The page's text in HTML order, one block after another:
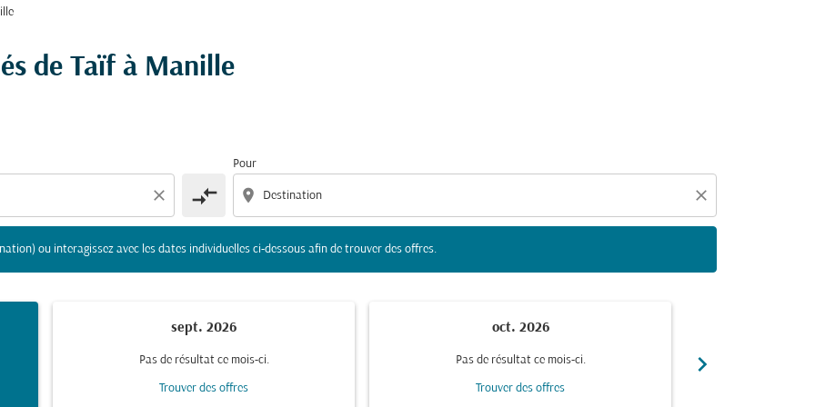
de Taïf à Manille
close compare_arrows
Pour
location_on close
ou interagissez avec les dates individuelles ci-dessous afin de trouver des offres.
et/ou destination) ou interagissez avec les dates individuelles ci-dessous afin de trouver des offres.
sept. 2026
Pas de résultat ce mois-ci.
Trouver des offres
oct. 2026
Pas de résultat ce mois-ci.
Trouver des offres
chevron_right